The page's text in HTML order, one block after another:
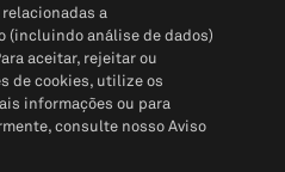
a
(incluindo análise de dados)
aceitar, rejeitar ou
de cookies, utilize os
informações ou para
consulte nosso Aviso